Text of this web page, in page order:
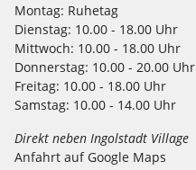
Montag: Ruhetag
Dienstag: 10.00 - 18.00 Uhr
Mittwoch: 10.00 - 18.00 Uhr
Donnerstag: 10.00 - 20.00 Uhr
Freitag: 10.00 - 18.00 Uhr
Samstag: 10.00 - 14.00 Uhr
Direkt neben Ingolstadt Village
Anfahrt auf Google Maps